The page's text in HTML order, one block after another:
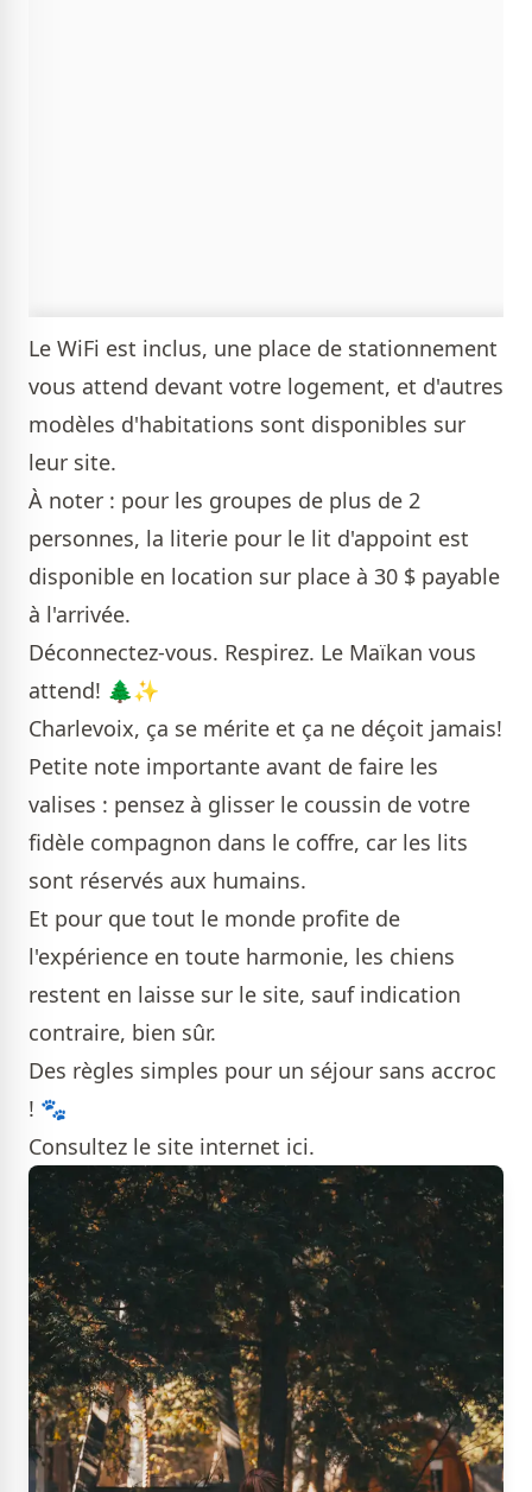
Le WiFi est inclus, une place de stationnement
vous attend devant votre logement, et d'autres
modèles d'habitations sont disponibles sur
leur site.
À noter : pour les groupes de plus de 2
personnes, la literie pour le lit d'appoint est
disponible en location sur place à 30 $ payable
à l'arrivée.
Déconnectez-vous. Respirez. Le Maïkan vous
attend! 🌲✨
Charlevoix, ça se mérite et ça ne déçoit jamais!
Petite note importante avant de faire les
valises : pensez à glisser le coussin de votre
fidèle compagnon dans le coffre, car les lits
sont réservés aux humains.
Et pour que tout le monde profite de
l'expérience en toute harmonie, les chiens
restent en laisse sur le site, sauf indication
contraire, bien sûr.
Des règles simples pour un séjour sans accroc
! 🐾
Consultez le site internet ici.